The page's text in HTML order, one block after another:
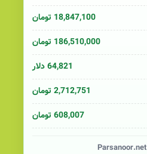
18,847,100 تومان
186,510,000 تومان
64,821 دلار
2,712,751 تومان
608,007 تومان
Parsanoor.net